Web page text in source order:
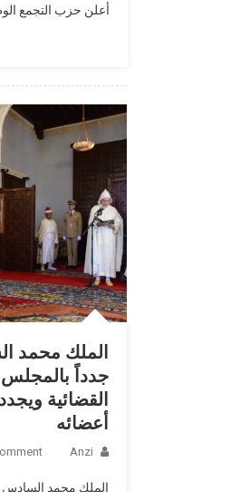
أعلن حزب التجمع
الملك محمد
جدداً
القضائية
أعضائه
Anzi
الملك محمد